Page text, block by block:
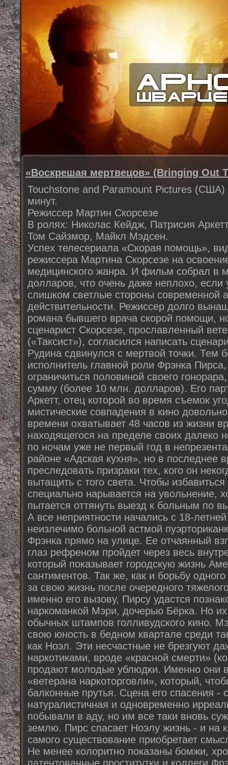
«Воскрешая мертвецов» (Bringing Out
Touchstone and Paramount Pictures (США)
минут.
Режиссер Мартин Скорсезе
В ролях: Николас Кейдж, Патрисия
Том Сайзмор, Майкл Мэдсен.
Успех телесериала «Скорая помощь»,
режиссера Мартина Скорсезе на
медицинского жанра. И фильм собрал в
долларов, что очень даже неплохо, если
слишком светлые стороны современной
действительности. Режиссер долго
романа бывшего врача скорой помощи,
сценарист Скорсезе, прославленный
(«Таксист»), согласился написать
Рудина сдвинулся с мертвой точки. Тем
исполнитель главной роли Фрэнка
ограничиться половиной своего
сумму (более 10 млн. долларов). Его
Аркетт, отец которой во время съемок
мистические совпадения в кино
времени охватывает 48 часов из жизни
находящегося на пределе своих далеко
по ночам уже не первый год в
районе «Адская кухня», но в последнее
преследовать призраки тех, кого он
вытащить с того света. Чтобы
специально нарывается на увольнение,
пытается оттянуть выезд к больным по
А все неприятности начались с 18-
неизлечимо больной астмой
Фрэнка прямо на улице. Ее отчаянный
глаз рефреном пройдет через весь
который показывает городскую жизнь
сантиментов. Так же, как и борьбу
за свою жизнь после очередного
именно его вызову, Пирсу удастся
наркоманкой Мэри, дочерью Бёрка. Но
обычных штампов голливудского кино.
свою юность в бедном квартале среди
как Ноэл. Эти несчастные не брезгуют
наркотиками, вроде «красной смерти»
продают молодые ублюдки. Именно они
«ветерана наркоторговли», который,
балконные прутья. Сцена его спасения -
натуралистичная и одновременно
побывали в аду, но им все таки вновь
землю. Пирс спасает Ноэлу жизнь - и на
самого существование приобретает
Не менее колоритно показаны бомжи,